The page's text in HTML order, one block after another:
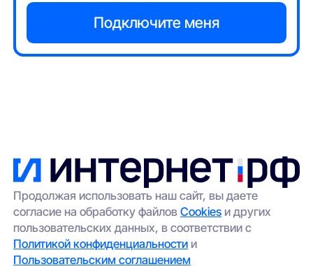
Продолжая использовать наш сайт, вы даете
согласие на обработку файловCookies и других
пользовательских данных, в соответствии с
Политикой конфиденциальности и
Пользовательским соглашением